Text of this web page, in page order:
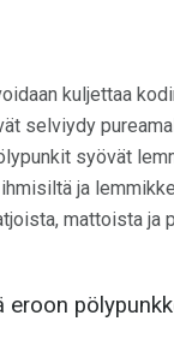
kuljettaa
selviydy
syövät
ja
mattoista ja
eroon